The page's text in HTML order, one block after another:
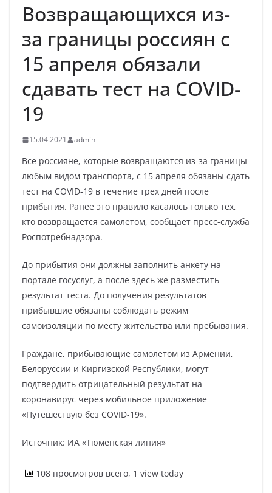
Возвращающихся из-
за границы россиян с
15 апреля обязали
сдавать тест на COVID-
19
15.04.2021 admin
Все россияне, которые возвращаются из-за границы
любым видом транспорта, с 15 апреля обязаны сдать
тест на COVID-19 в течение трех дней после
прибытия. Ранее это правило касалось только тех,
кто возвращается самолетом, сообщает пресс-служба
Роспотребнадзора.
До прибытия они должны заполнить анкету на
портале госуслуг, а после здесь же разместить
результат теста. До получения результатов
прибывшие обязаны соблюдать режим
самоизоляции по месту жительства или пребывания.
Граждане, прибывающие самолетом из Армении,
Белоруссии и Киргизской Республики, могут
подтвердить отрицательный результат на
коронавирус через мобильное приложение
«Путешествую без COVID-19».
Источник: ИА «Тюменская линия»
108 просмотров всего, 1 view today